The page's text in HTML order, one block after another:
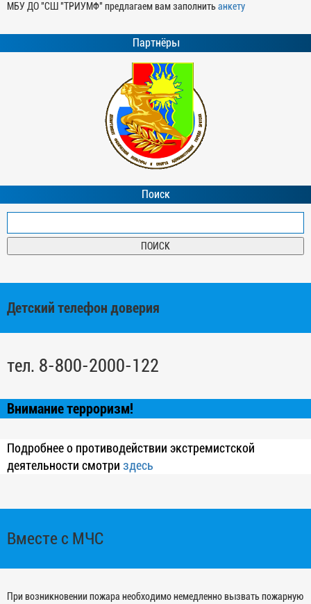
МБУ ДО "СШ "ТРИУМФ" предлагаем вам заполнитьанкету
Партнёры
Поиск
Детский телефон доверия
тел. 8-800-2000-122
Внимание терроризм!
Подробнее о противодействии экстремистской
деятельности смотри здесь
Вместе с МЧС
При возникновении пожара необходимо немедленно вызвать пожарную